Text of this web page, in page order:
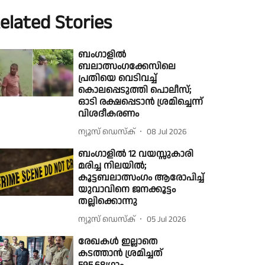
Stories
ബംഗാളിൽ
ബലാത്സംഗക്കേസിലെ
പ്രതിയെ വെടിവച്ച്
കൊലപ്പെടുത്തി പൊലീസ്;
ഓടി രക്ഷപ്പെടാൻ ശ്രമിച്ചെന്ന്
വിശദീകരണം
ന്യൂസ് ഡെസ്ക് 08 Jul 2026
ബംഗാളില്‍ 12 വയസ്സുകാരി
മരിച്ച നിലയില്‍;
കൂട്ടബലാത്സംഗം ആരോപിച്ച്
യുവാവിനെ ജനക്കൂട്ടം
തല്ലിക്കൊന്നു
ന്യൂസ് ഡെസ്ക് 05 Jul 2026
രേഖകൾ ഇല്ലാതെ
കടത്താൻ ശ്രമിച്ചത്